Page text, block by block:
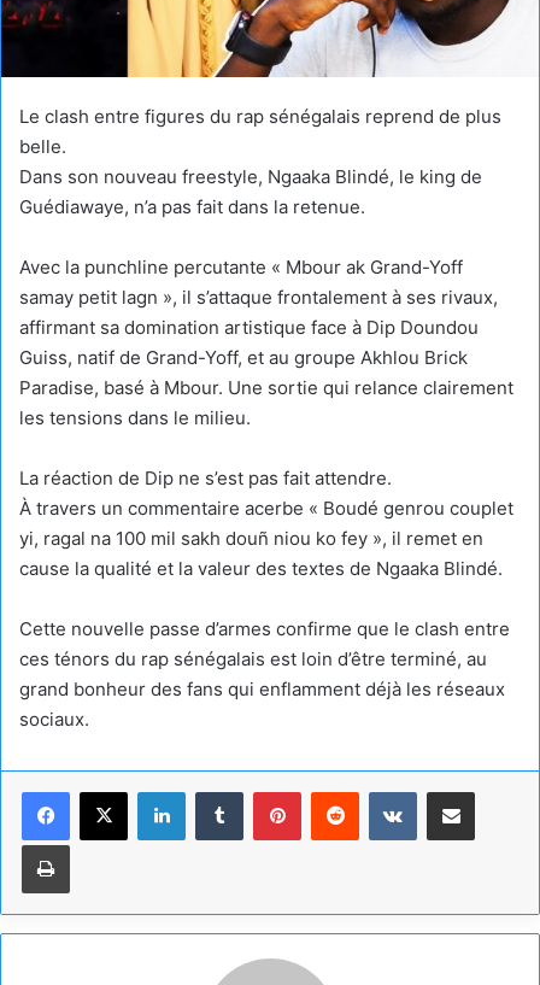
Le clash entre figures du rap sénégalais reprend de plus
belle.
Dans son nouveau freestyle, Ngaaka Blindé, le king de
Guédiawaye, n’a pas fait dans la retenue.
Avec la punchline percutante « Mbour ak Grand-Yoff
samay petit lagn », il s’attaque frontalement à ses rivaux,
affirmant sa domination artistique face à Dip Doundou
Guiss, natif de Grand-Yoff, et au groupe Akhlou Brick
Paradise, basé à Mbour. Une sortie qui relance clairement
les tensions dans le milieu.
La réaction de Dip ne s’est pas fait attendre.
À travers un commentaire acerbe « Boudé genrou couplet
yi, ragal na 100 mil sakh douñ niou ko fey », il remet en
cause la qualité et la valeur des textes de Ngaaka Blindé.
Cette nouvelle passe d’armes confirme que le clash entre
ces ténors du rap sénégalais est loin d’être terminé, au
grand bonheur des fans qui enflamment déjà les réseaux
sociaux.
LinkedinTumblr PinterestReddit VKontaktePartager par email
Imprimer